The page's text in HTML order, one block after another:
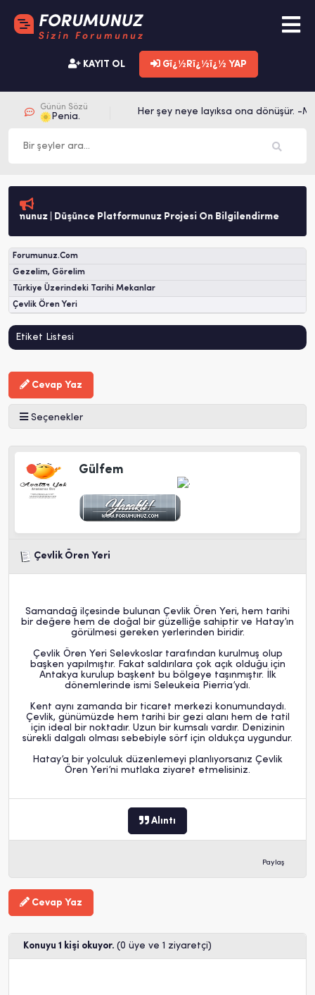
KAYIT OL Gï¿½Rï¿½ï¿½ YAP
Günün Sözü
Penia.
Her şey neye layıksa ona dönüşür. -
| Düşünce Platformunuz Projesi Ön Bilgilendirme
Forumunuz.Com
Gezelim, Görelim
Türkiye Üzerindeki Tarihi Mekanlar
Çevlik Ören Yeri
Etiket Listesi
Cevap Yaz
Seçenekler
Gülfem
Çevlik Ören Yeri
Samandağ ilçesinde bulunan Çevlik Ören Yeri, hem tarihi
bir değere hem de doğal bir güzelliğe sahiptir ve Hatay’ın
görülmesi gereken yerlerinden biridir.
Çevlik Ören Yeri Selevkoslar tarafından kurulmuş olup
başken yapılmıştır. Fakat saldırılara çok açık olduğu için
Antakya kurulup başkent bu bölgeye taşınmıştır. İlk
dönemlerinde ismi Seleukeia Pierria’ydı.
Kent aynı zamanda bir ticaret merkezi konumundaydı.
Çevlik, günümüzde hem tarihi bir gezi alanı hem de tatil
için ideal bir noktadır. Uzun bir kumsalı vardır. Denizinin
sürekli dalgalı olması sebebiyle sörf için oldukça uygundur.
Hatay’a bir yolculuk düzenlemeyi planlıyorsanız Çevlik
Ören Yeri’ni mutlaka ziyaret etmelisiniz.
Alıntı
Paylaş
Cevap Yaz
Konuyu 1 kişi okuyor. (0 üye ve 1 ziyaretçi)